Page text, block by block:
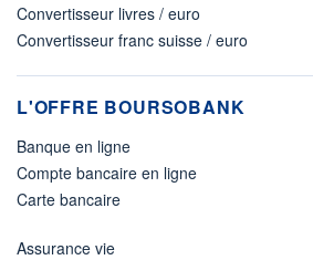
Convertisseur livres / euro
Convertisseur franc suisse / euro
L'OFFRE BOURSOBANK
Banque en ligne
Compte bancaire en ligne
Carte bancaire
Assurance vie